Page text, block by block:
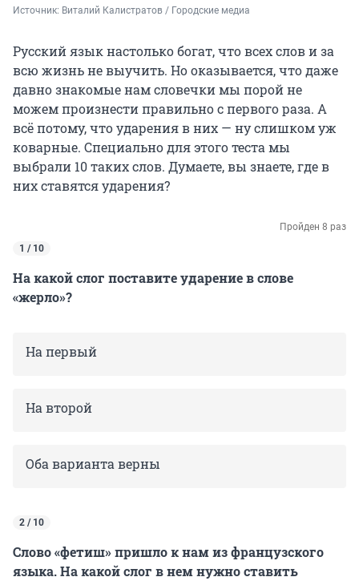
Источник: Виталий Калистратов / Городские медиа
Русский язык настолько богат, что всех слов и за
всю жизнь не выучить. Но оказывается, что даже
давно знакомые нам словечки мы порой не
можем произнести правильно с первого раза. А
всё потому, что ударения в них — ну слишком уж
коварные. Специально для этого теста мы
выбрали 10 таких слов. Думаете, вы знаете, где в
них ставятся ударения?
Пройден 8 раз
1 / 10
На какой слог поставите ударение в слове
«жерло»?
На первый
На второй
Оба варианта верны
2 / 10
Слово «фетиш» пришло к нам из французского
языка. На какой слог в нем нужно ставить